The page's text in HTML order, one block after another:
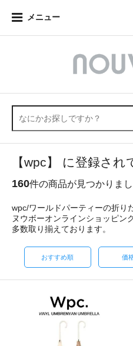
メニュー
【wpc】 に登録され
160件の商品が見つかりま
wpc/ワールドパーティーの折り
ヌウボーオンラインショッピン
多数取り揃えております。
おすすめ順 価